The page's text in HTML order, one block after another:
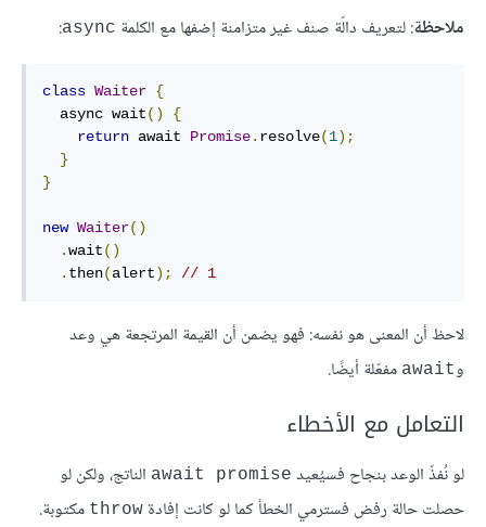
ملاحظة: لتعريف دالّة صنف غير متزامنة إضفها مع الكلمة async
:
class Waiter {
  async wait
()
{
return await Promise. resolve(1);
}
}
new Waiter()
.wait()
. then(alert); // 1
لاحظ أن المعنى هو نفسه: فهو يضمن أن القيمة المرتجعة هي وعد
وawait مفعّلة أيضًا.
التعامل مع الأخطاء
لو نُفذّ الوعد بنجاح فسيُعيد await promise الناتج، ولكن لو
حصلت حالة رفض فسترمي الخطأ كما لو كانت إفادة throw مكتوبة.